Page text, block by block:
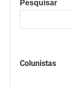
Pesquisar
Colunistas